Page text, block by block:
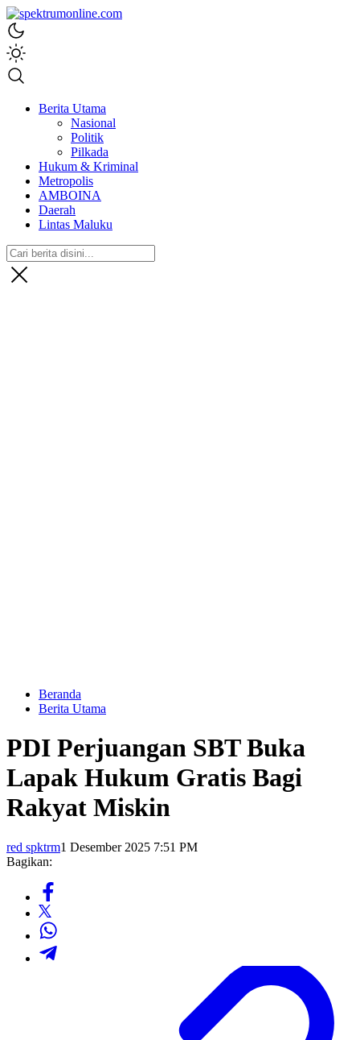
spektrumonline.com
Berita Utama
Nasional
Politik
Pilkada
Hukum & Kriminal
Metropolis
AMBOINA
Daerah
Lintas Maluku
Beranda
Berita Utama
PDI Perjuangan SBT Buka
Lapak Hukum Gratis Bagi
Rakyat Miskin
red spktrm1 Desember 2025 7:51 PM
Bagikan: